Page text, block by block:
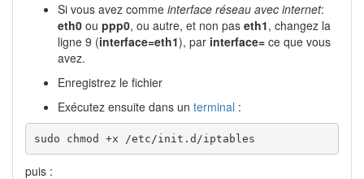
Si vous avez comme interface réseau avec internet:
eth0 ou ppp0, ou autre, et non pas eth1, changez la
ligne 9 (interface=eth1), par interface= ce que vous
avez.
Enregistrez le fichier
Exécutez ensuite dans un terminal :
sudo chmod +x /etc/init.d/iptables
puis :